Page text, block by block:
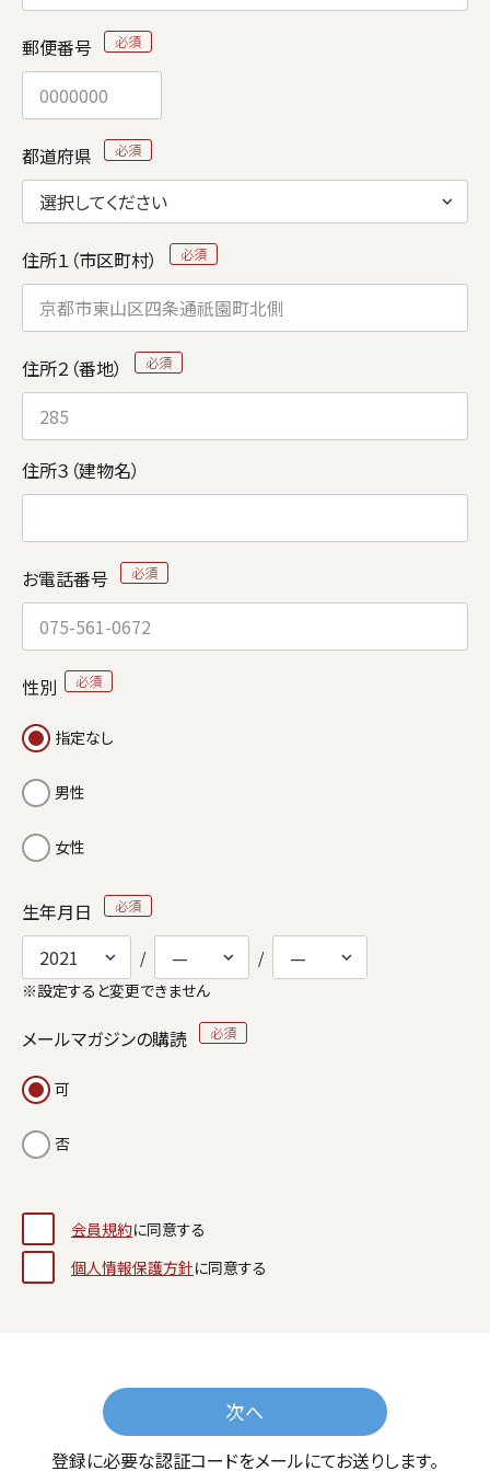
郵便番号
都道府県
住所１（市区町村）
住所２（番地）
住所３（建物名）
お電話番号
性別
指定なし
男性
女性
生年月日
※設定すると変更できません
メールマガジンの購読
可
否
会員規約に同意する
個人情報保護方針に同意する
次へ
登録に必要な認証コードをメールにてお送りします。